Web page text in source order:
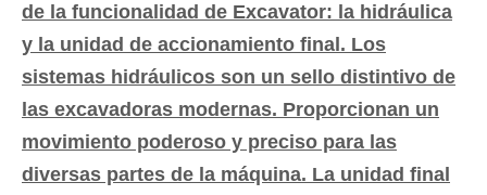
de la funcionalidad de Excavator: la hidráulica
y la unidad de accionamiento final. Los
sistemas hidráulicos son un sello distintivo de
las excavadoras modernas. Proporcionan un
movimiento poderoso y preciso para las
diversas partes de la máquina. La unidad final